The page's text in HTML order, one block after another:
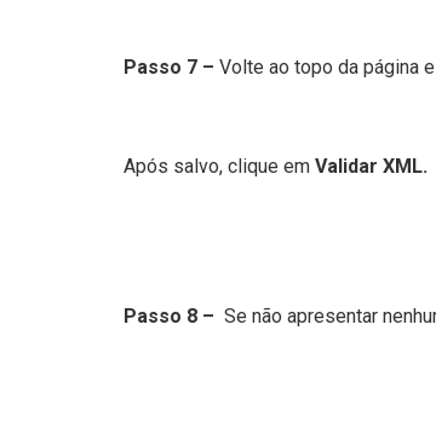
Passo 7 – Volte ao topo da página
Após salvo, clique em Validar XML.
Passo 8 – Se não apresentar